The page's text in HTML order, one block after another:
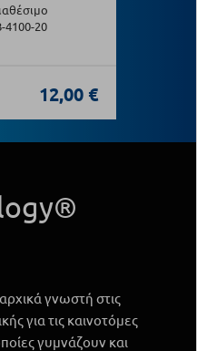
4100-20
12,00 €
γνωστή στις
για τις καινοτόμες
γυμνάζουν και